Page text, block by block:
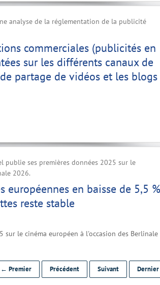
analyse de la réglementation de la publicité
commerciales (publicités en
sur les différents canaux de
partage de vidéos et les blogs
publie ses premières données 2025 sur le
2026.
européennes en baisse de 5,5
reste stable
sur le cinéma européen à l'occasion des Berlinale
← Premier Précédent Suivant